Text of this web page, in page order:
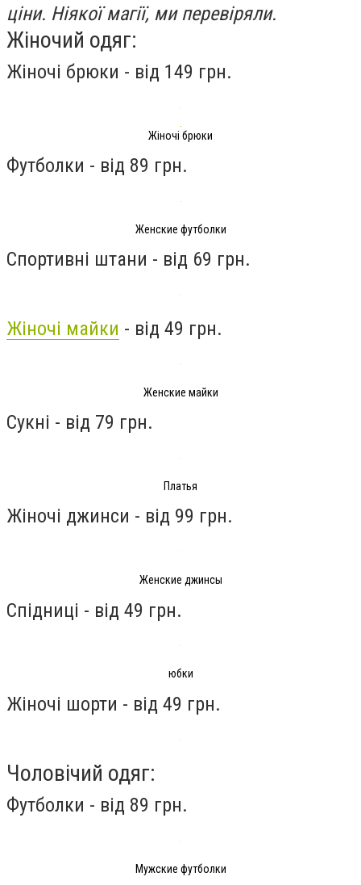
ціни. Ніякої магії, ми перевіряли.
Жіночий одяг:
Жіночі брюки - від 149 грн.
Жіночі брюки
Футболки - від 89 грн.
Женские футболки
Спортивні штани - від 69 грн.
Жіночі майки - від 49 грн.
Женские майки
Сукні - від 79 грн.
Платья
Жіночі джинси - від 99 грн.
Женские джинсы
Спідниці - від 49 грн.
юбки
Жіночі шорти - від 49 грн.
Чоловічий одяг:
Футболки - від 89 грн.
Мужские футболки